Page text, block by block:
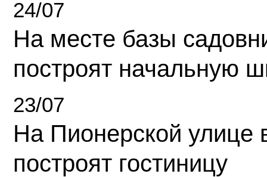
24/07
На месте базы
построят начальную
23/07
На Пионерской улице
построят гостиницу